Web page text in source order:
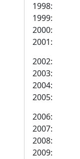
1998:
1999:
2000:
2001:
2002:
2003:
2004:
2005:
2006:
2007:
2008:
2009: